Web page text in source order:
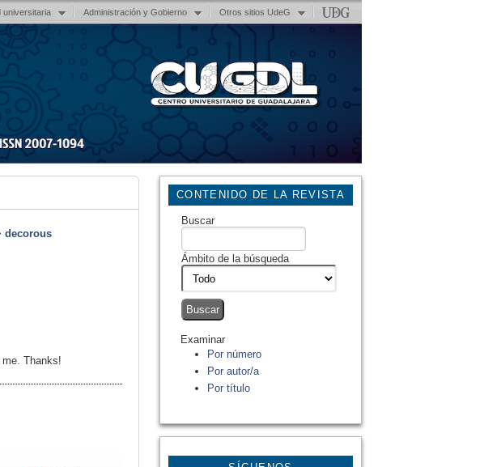
universitaria Administración y Gobierno Otros sitios UdeG
CONTENIDO DE LA REVISTA
Buscar
Ámbito de la búsqueda
Examinar
Por número
Por autor/a
Por título
decorous
Thanks!